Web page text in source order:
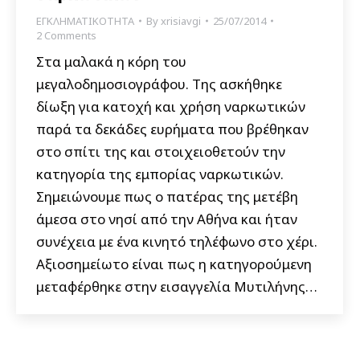
ΕΓΚΛΗΜΑΤΙΚΟΤΗΤΑ Byxrisiavgi
25/07/2014
2 Comments
Στα μαλακά η κόρη του
μεγαλοδημοσιογράφου. Της ασκήθηκε
δίωξη για κατοχή και χρήση ναρκωτικών
παρά τα δεκάδες ευρήματα που βρέθηκαν
στο σπίτι της και στοιχειοθετούν την
κατηγορία της εμπορίας ναρκωτικών.
Σημειώνουμε πως ο πατέρας της μετέβη
άμεσα στο νησί από την Αθήνα και ήταν
συνέχεια με ένα κινητό τηλέφωνο στο χέρι.
Αξιοσημείωτο είναι πως η κατηγορούμενη
μεταφέρθηκε στην εισαγγελία Μυτιλήνης…